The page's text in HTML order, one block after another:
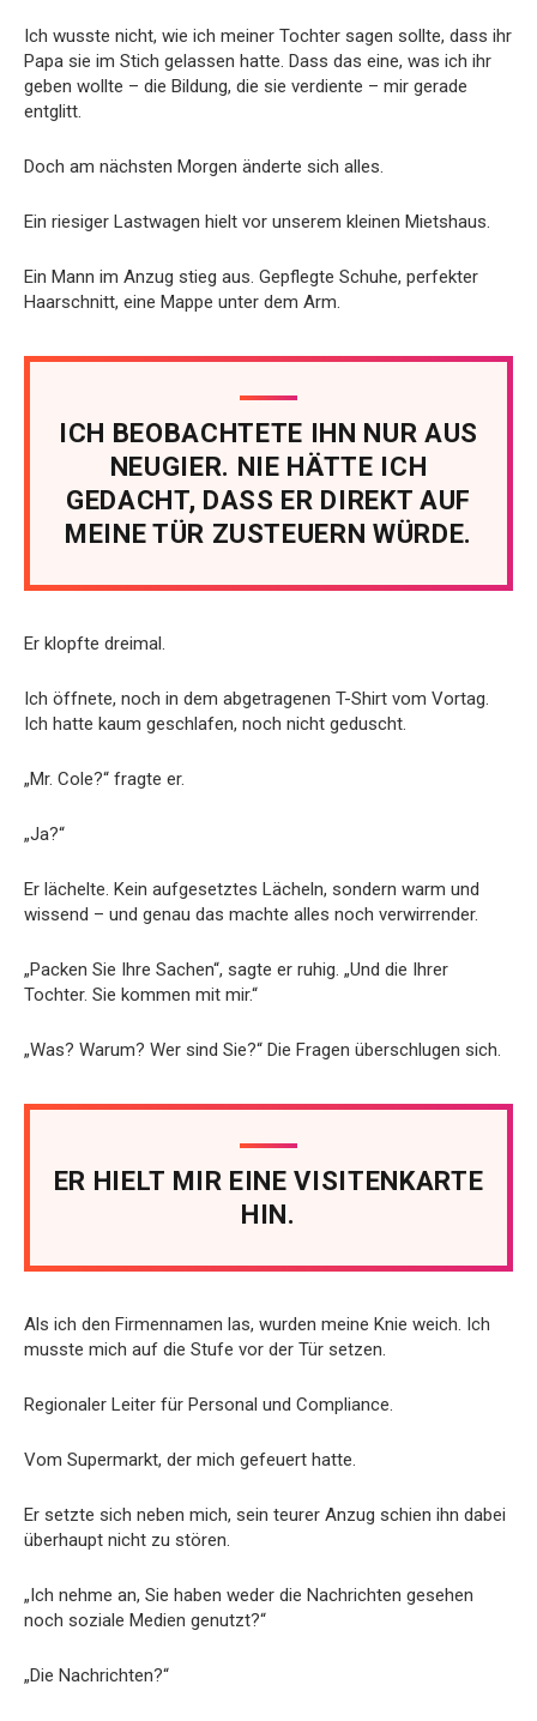
Ich wusste nicht, wie ich meiner Tochter sagen sollte, dass ihr
Papa sie im Stich gelassen hatte. Dass das eine, was ich ihr
geben wollte – die Bildung, die sie verdiente – mir gerade
entglitt.
Doch am nächsten Morgen änderte sich alles.
Ein riesiger Lastwagen hielt vor unserem kleinen Mietshaus.
Ein Mann im Anzug stieg aus. Gepflegte Schuhe, perfekter
Haarschnitt, eine Mappe unter dem Arm.
ICH BEOBACHTETE IHN NUR AUS
NEUGIER. NIE HÄTTE ICH
GEDACHT, DASS ER DIREKT AUF
MEINE TÜR ZUSTEUERN WÜRDE.
Er klopfte dreimal.
Ich öffnete, noch in dem abgetragenen T-Shirt vom Vortag.
Ich hatte kaum geschlafen, noch nicht geduscht.
„Mr. Cole?“ fragte er.
„Ja?“
Er lächelte. Kein aufgesetztes Lächeln, sondern warm und
wissend – und genau das machte alles noch verwirrender.
„Packen Sie Ihre Sachen“, sagte er ruhig. „Und die Ihrer
Tochter. Sie kommen mit mir.“
„Was? Warum? Wer sind Sie?“ Die Fragen überschlugen sich.
ER HIELT MIR EINE VISITENKARTE
HIN.
Als ich den Firmennamen las, wurden meine Knie weich. Ich
musste mich auf die Stufe vor der Tür setzen.
Regionaler Leiter für Personal und Compliance.
Vom Supermarkt, der mich gefeuert hatte.
Er setzte sich neben mich, sein teurer Anzug schien ihn dabei
überhaupt nicht zu stören.
„Ich nehme an, Sie haben weder die Nachrichten gesehen
noch soziale Medien genutzt?“
„Die Nachrichten?“